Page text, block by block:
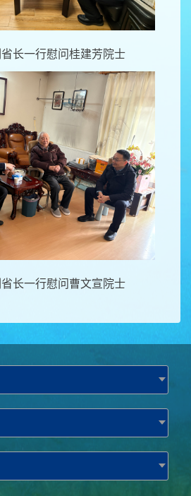
长一行慰问桂建芳院士
长一行慰问曹文宣院士